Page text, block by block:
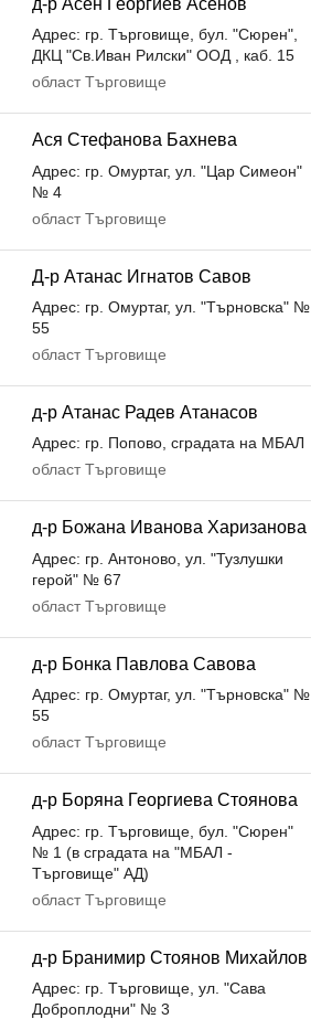
Адрес: гр. Търговище, бул. "Сюрен",
ДКЦ "Св.Иван Рилски" ООД , каб. 15
област Търговище
Ася Стефанова Бахнева
Адрес: гр. Омуртаг, ул. "Цар Симеон"
№ 4
област Търговище
Д-р Атанас Игнатов Савов
Адрес: гр. Омуртаг, ул. "Търновска" №
55
област Търговище
д-р Атанас Радев Атанасов
Адрес: гр. Попово, сградата на МБАЛ
област Търговище
д-р Божана Иванова Харизанова
Адрес: гр. Антоново, ул. "Тузлушки
герой" № 67
област Търговище
д-р Бонка Павлова Савова
Адрес: гр. Омуртаг, ул. "Търновска" №
55
област Търговище
д-р Боряна Георгиева Стоянова
Адрес: гр. Търговище, бул. "Сюрен"
№ 1 (в сградата на "МБАЛ -
Търговище" АД)
област Търговище
д-р Бранимир Стоянов Михайлов
Адрес: гр. Търговище, ул. "Сава
Доброплодни" № 3